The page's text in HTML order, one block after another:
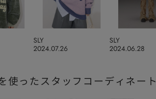
2024.07.26
SLY
2024.06.28
SLY
使ったスタッフコーディネート